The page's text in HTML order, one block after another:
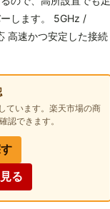
します。 5GHz /
高速かつ安定した接続
ています。楽天市場の商
認できます。
る